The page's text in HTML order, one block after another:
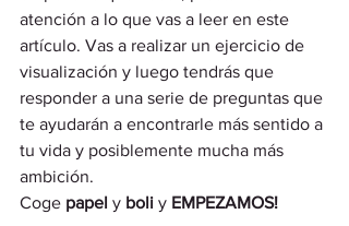
atención a lo que vas a leer en este
artículo. Vas a realizar un ejercicio de
visualización y luego tendrás que
responder a una serie de preguntas que
te ayudarán a encontrarle más sentido a
tu vida y posiblemente mucha más
ambición.
Coge papel y boli y EMPEZAMOS!